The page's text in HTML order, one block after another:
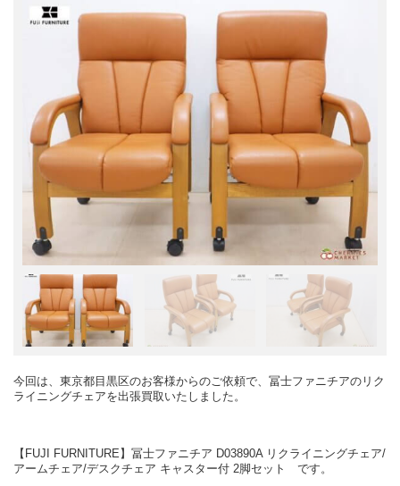
今回は、東京都目黒区のお客様からのご依頼で、冨士ファニチアのリク
ライニングチェアを出張買取いたしました。
【FUJI FURNITURE】冨士ファニチア D03890A リクライニングチェア/
アームチェア/デスクチェア キャスター付 2脚セット です。